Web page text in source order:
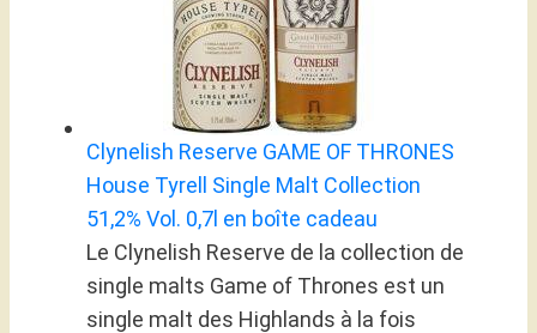
Clynelish Reserve GAME OF THRONES
House Tyrell Single Malt Collection
51,2% Vol. 0,7l en boîte cadeau
Le Clynelish Reserve de la collection de
single malts Game of Thrones est un
single malt des Highlands à la fois